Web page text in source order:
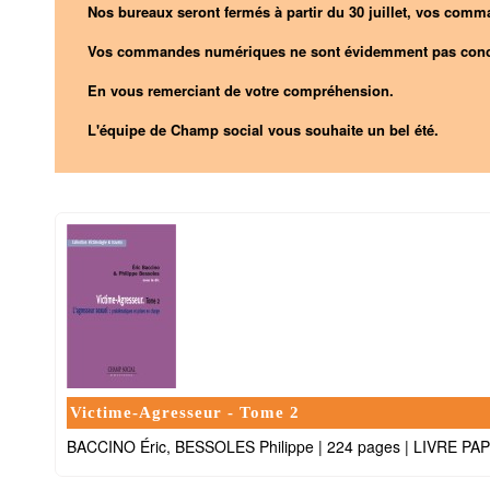
Nos bureaux seront fermés à partir du 30 juillet, vos
Vos commandes numériques ne sont évidemment pas
En vous remerciant de votre compréhension.
L'équipe de Champ social vous souhaite un bel été.
Victime-Agresseur - Tome 2
BACCINO Éric, BESSOLES Philippe | 224 pages | LIVRE